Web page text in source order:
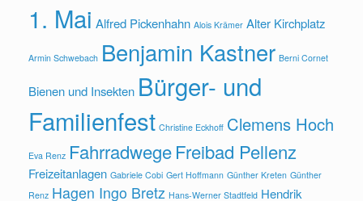
1. Mai Alfred Pickenhahn Alois Krämer Alter Kirchplatz
Armin Schwebach Benjamin Kastner Berni Cornet
Bienen und Insekten Bürger- und
Familienfest Christine Eckhoff Clemens Hoch
Eva Renz FahrradwegeFreibad Pellenz
Freizeitanlagen Gabriele Cobi Gert Hoffmann Günther Kreten Günther
Renz Hagen Ingo Bretz Hans-Werner Stadtfeld Hendrik